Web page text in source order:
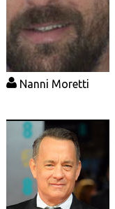
Nanni Moretti